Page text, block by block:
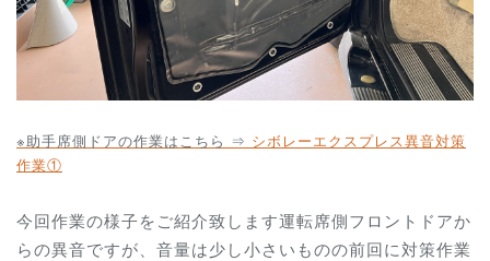
※助手席側ドアの作業はこちら ⇒ シボレーエクスプレス異音対策
作業①
今回作業の様子をご紹介致します運転席側フロントドアか
らの異音ですが、音量は少し小さいものの前回に対策作業